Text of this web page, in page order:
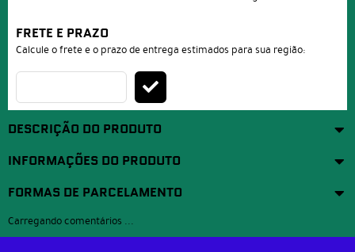
FRETE E PRAZO
Calcule o frete e o prazo de entrega estimados para sua região:
DESCRIÇÃO DO PRODUTO
INFORMAÇÕES DO PRODUTO
FORMAS DE PARCELAMENTO
Carregando comentários ...